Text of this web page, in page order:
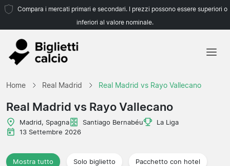
Compara i mercati primari e secondari. I prezzi possono essere superiori o
inferiori al valore nominale.
Campionati
Home Real Madrid Real Madrid vs Rayo Vallecano
Real Madrid vs Rayo Vallecano
Madrid, Spagna Santiago Bernabéu
La Liga
13 Settembre 2026
Mostra tutto Solo biglietto Pacchetto con hotel